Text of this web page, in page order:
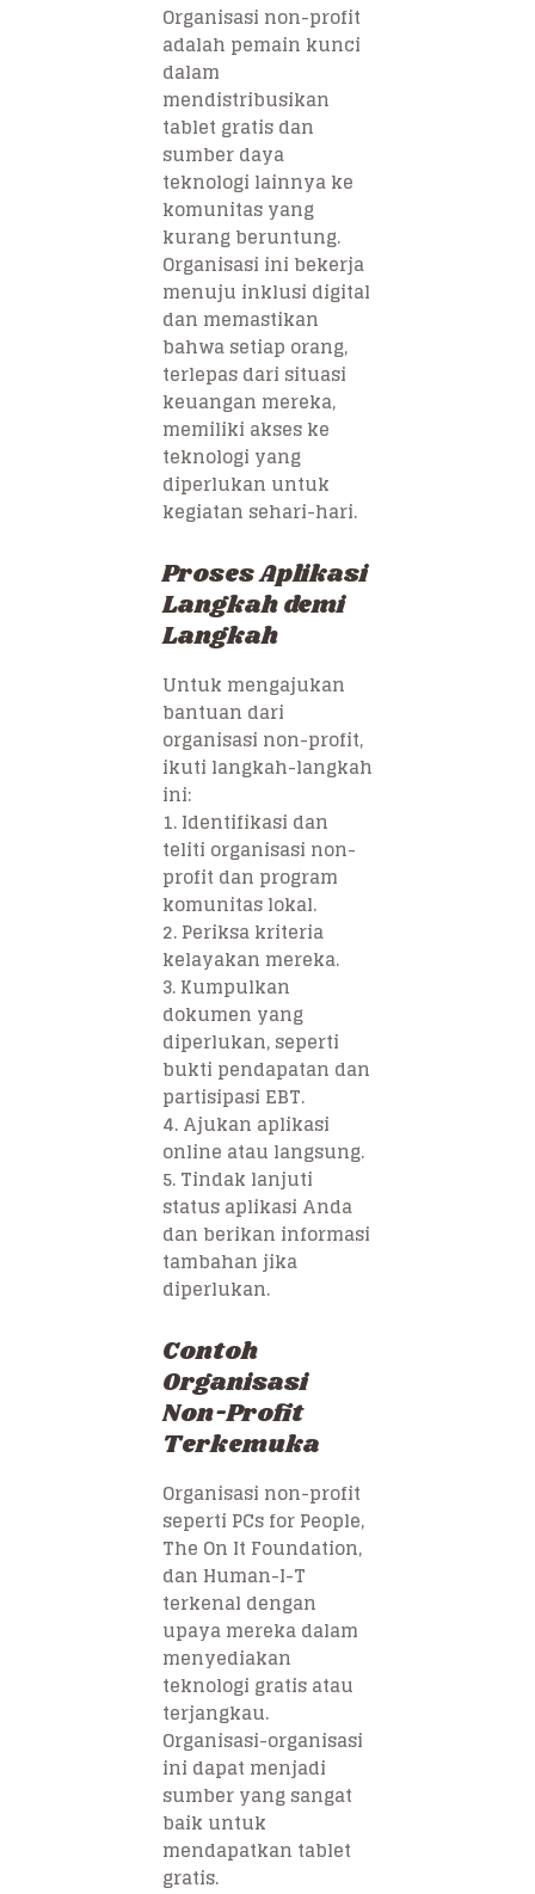
Organisasi non-profit
adalah pemain kunci
dalam
mendistribusikan
tablet gratis dan
sumber daya
teknologi lainnya ke
komunitas yang
kurang beruntung.
Organisasi ini bekerja
menuju inklusi digital
dan memastikan
bahwa setiap orang,
terlepas dari situasi
keuangan mereka,
memiliki akses ke
teknologi yang
diperlukan untuk
kegiatan sehari-hari.
Proses Aplikasi
Langkah demi
Langkah
Untuk mengajukan
bantuan dari
organisasi non-profit,
ikuti langkah-langkah
ini:
1. Identifikasi dan
teliti organisasi non-
profit dan program
komunitas lokal.
2. Periksa kriteria
kelayakan mereka.
3. Kumpulkan
dokumen yang
diperlukan, seperti
bukti pendapatan dan
partisipasi EBT.
4. Ajukan aplikasi
online atau langsung.
5. Tindak lanjuti
status aplikasi Anda
dan berikan informasi
tambahan jika
diperlukan.
Contoh
Organisasi
Non-Profit
Terkemuka
Organisasi non-profit
seperti PCs for People,
The On It Foundation,
dan Human-I-T
terkenal dengan
upaya mereka dalam
menyediakan
teknologi gratis atau
terjangkau.
Organisasi-organisasi
ini dapat menjadi
sumber yang sangat
baik untuk
mendapatkan tablet
gratis.